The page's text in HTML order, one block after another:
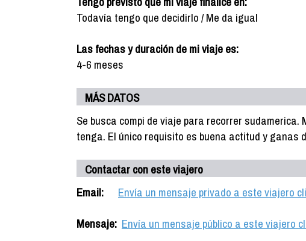
Todavía tengo que decidirlo / Me da igual
Las fechas y duración de mi viaje es:
4-6 meses
MÁS DATOS
Se busca compi de viaje para recorrer
tenga. El único requisito es buena actitud y ganas
Contactar con este viajero
Email:
Envía un mensaje privado a este viajero
Mensaje: Envía un mensaje público a este viajero